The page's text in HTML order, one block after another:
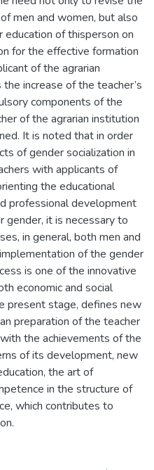
men and women, but also
of thisperson on
for the effective formation
of the agrarian
increase of the teacher’s
components of the
of the agrarian institution
It is noted that in order
of gender socialization in
with applicants of
the educational
professional development
gender, it is necessary to
in general, both men and
of the gender
is one of the innovative
economic and social
present stage, defines new
preparation of the teacher
the achievements of the
of its development, new
the art of
in the structure of
which contributes to